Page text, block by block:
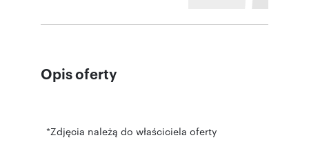
Opis oferty
*Zdjęcia należą do właściciela oferty